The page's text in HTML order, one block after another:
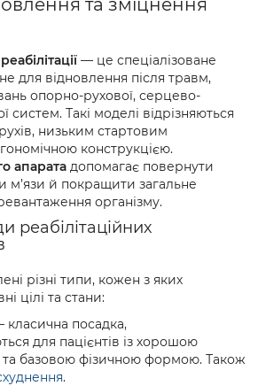
та зміцнення
— це спеціалізоване
для відновлення після травм,
опорно-рухової, серцево-
систем. Такі моделі відрізняються
низьким стартовим
конструкцією.
апарата допомагає повернути
м’язи й покращити загальне
організму.
реабілітаційних
різні типи, кожен з яких
цілі та стани:
класична посадка,
для пацієнтів із хорошою
базовою фізичною формою. Також
.